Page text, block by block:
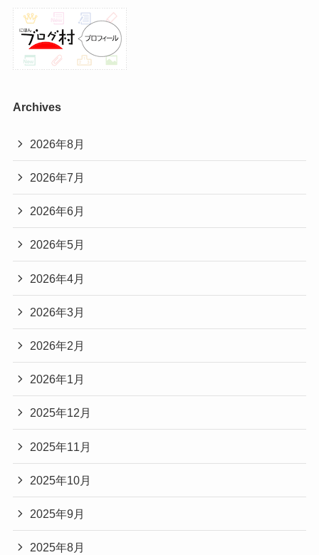
Archives
2026年8月
2026年7月
2026年6月
2026年5月
2026年4月
2026年3月
2026年2月
2026年1月
2025年12月
2025年11月
2025年10月
2025年9月
2025年8月